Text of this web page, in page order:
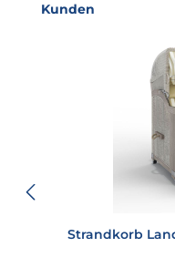
Kunden
Strandkorb